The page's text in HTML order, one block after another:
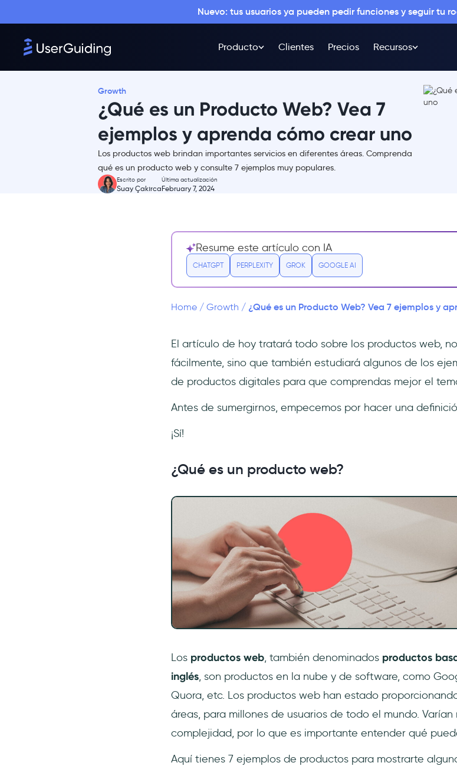
Nuevo: tus usuarios ya pueden pedir funciones y seguir tu
Producto Clientes Precios Recursos
Growth
¿Qué es un Producto Web? Vea 7
ejemplos y aprenda cómo crear uno
Los productos web brindan importantes servicios en diferentes áreas. Comprenda
qué es un producto web y consulte 7 ejemplos muy populares.
Escrito por
Suay Çakırca
Última actualización
February 7, 2024
¿Qué es un producto web?
7 ejemplos e ideas de productos
Resume este artículo con IA
CHATGPT PERPLEXITY GROK GOOGLE AI
Home/ Growth / ¿Qué es un Producto Web? Vea 7 ejemplos y
El artículo de hoy tratará todo sobre los productos web,
fácilmente, sino que también estudiará algunos de los
de productos digitales para que comprendas mejor el
Antes de sumergirnos, empecemos por hacer una
¡Sí!
¿Qué es un producto web?
Los productos web, también denominados productos
inglés, son productos en la nube y de software, como
Quora, etc. Los productos web han estado
áreas, para millones de usuarios de todo el mundo.
complejidad, por lo que es importante entender qué
Aquí tienes 7 ejemplos de productos para mostrarte